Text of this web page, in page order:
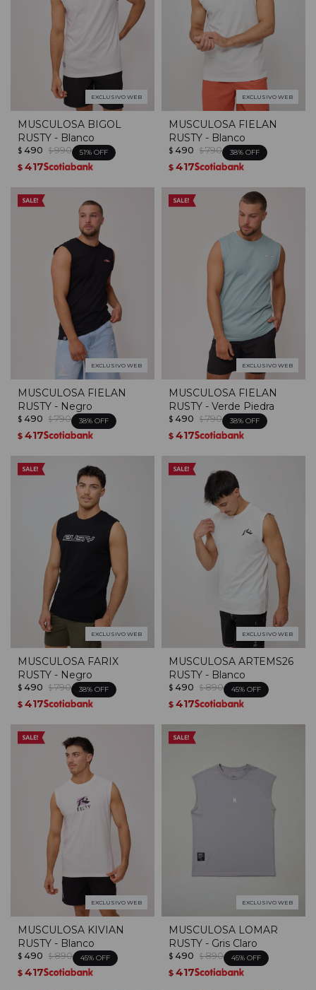
EXCLUSIVO WEB
MUSCULOSA BIGOL
RUSTY - Blanco
$ 490 $ 990 51
$ 417
EXCLUSIVO WEB
MUSCULOSA FIELAN
RUSTY - Blanco
$ 490 $ 790 38
$ 417
EXCLUSIVO WEB
MUSCULOSA FIELAN
RUSTY - Negro
$ 490 $ 790 38
$ 417
EXCLUSIVO WEB
MUSCULOSA FIELAN
RUSTY - Verde Piedra
$ 490 $ 790 38
$ 417
EXCLUSIVO WEB
MUSCULOSA FARIX
RUSTY - Negro
$ 490 $ 790 38
$ 417
EXCLUSIVO WEB
MUSCULOSA ARTEMS26
RUSTY - Blanco
$ 490 $ 890 45
$ 417
EXCLUSIVO WEB
MUSCULOSA KIVIAN
RUSTY - Blanco
$ 490 $ 890 45
$ 417
EXCLUSIVO WEB
MUSCULOSA LOMAR
RUSTY - Gris Claro
$ 490 $ 890 45
$ 417